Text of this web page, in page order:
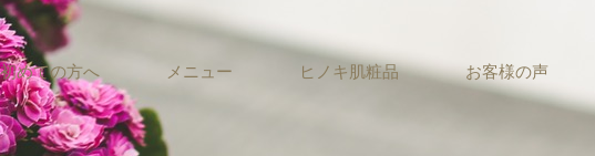
初めての方へ メニュー ヒノキ肌粧品 お客様の声